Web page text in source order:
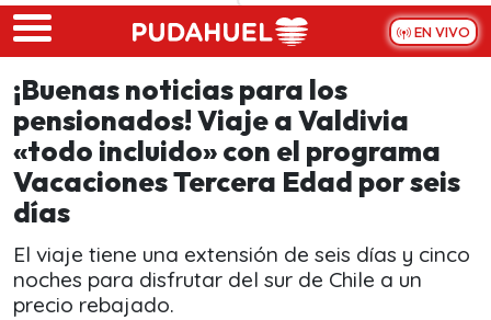
Skip to main content
EN VIVO
¡Buenas noticias para los
pensionados! Viaje a Valdivia
«todo incluido» con el programa
Vacaciones Tercera Edad por seis
días
El viaje tiene una extensión de seis días y cinco
noches para disfrutar del sur de Chile a un
precio rebajado.